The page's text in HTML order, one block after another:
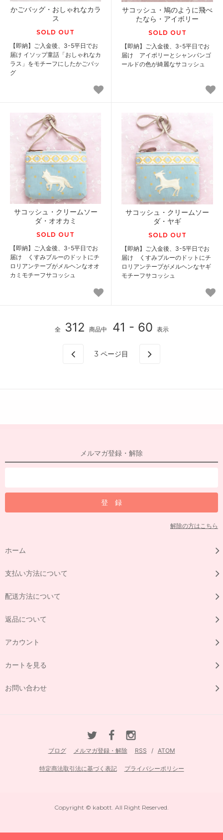
かごバッグ・おしゃれなカラ
ス
SOLD OUT
【即納】ご入金後、3-5平日でお
届け イソップ童話「おしゃれなカ
ラス」をモチーフにしたかごバッ
グ
サコッシュ・鳩のように飛べ
たなら・アイボリー
SOLD OUT
【即納】ご入金後、3-5平日でお
届け アイボリーとシャンパンゴ
ールドの色が綺麗なサコッシュ
サコッシュ・クリームソー
ダ・オオカミ
SOLD OUT
【即納】ご入金後、3-5平日でお
届け くすみブルーのドットにチ
ロリアンテープがメルヘンなオオ
カミモチーフサコッシュ
サコッシュ・クリームソー
ダ・ヤギ
SOLD OUT
【即納】ご入金後、3-5平日でお
届け くすみブルーのドットにチ
ロリアンテープがメルヘンなヤギ
モチーフサコッシュ
全 312 商品中 41 - 60 表示
3 ページ目
メルマガ登録・解除
解除の方はこちら
ホーム
支払い方法について
配送方法について
返品について
アカウント
カートを見る
お問い合わせ
ブログ メルマガ登録・解除 RSS / ATOM
特定商法取引法に基づく表記 プライバシーポリシー
Copyright © kabott. All Right Reserved.